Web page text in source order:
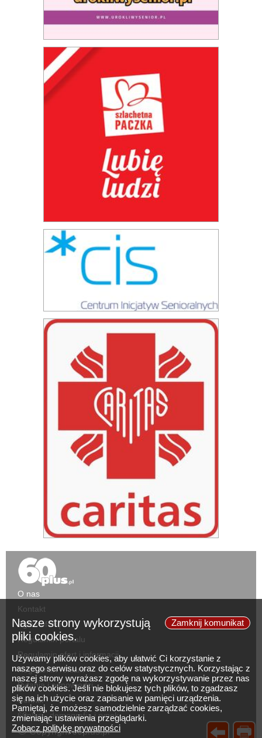
Zamknij komunikat
Nasze strony wykorzystują
pliki cookies.
Używamy plików cookies, aby ułatwić Ci korzystanie z
naszego serwisu oraz do celów statystycznych. Korzystając z
naszej strony wyrażasz zgodę na wykorzystywanie przez nas
plików cookies. Jeśli nie blokujesz tych plików, to zgadzasz
się na ich użycie oraz zapisanie w pamięci urządzenia.
Pamiętaj, że możesz samodzielnie zarządzać cookies,
zmieniając ustawienia przeglądarki.
Zobacz politykę prywatności
O nas
Kontakt
Zgłoś ofertę
Regulamin portalu
Regulamin ofert i informacji
Regulamin reklam
Pytania i odpowiedzi
Cennik
60plus - demografia i rynek
©Copyright 60plus.pl